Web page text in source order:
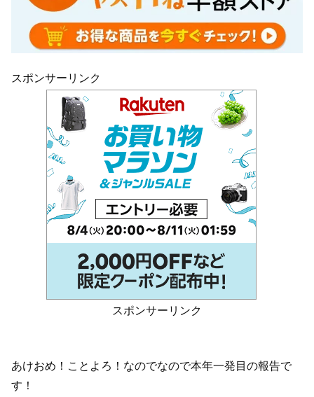
スポンサーリンク
スポンサーリンク
あけおめ！ことよろ！なのでなので本年一発目の報告で
す！